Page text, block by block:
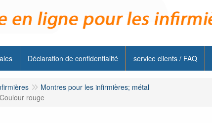
Déclaration de confidentialité service clients / FAQ
Montres pour les infirmières; métal
rouge